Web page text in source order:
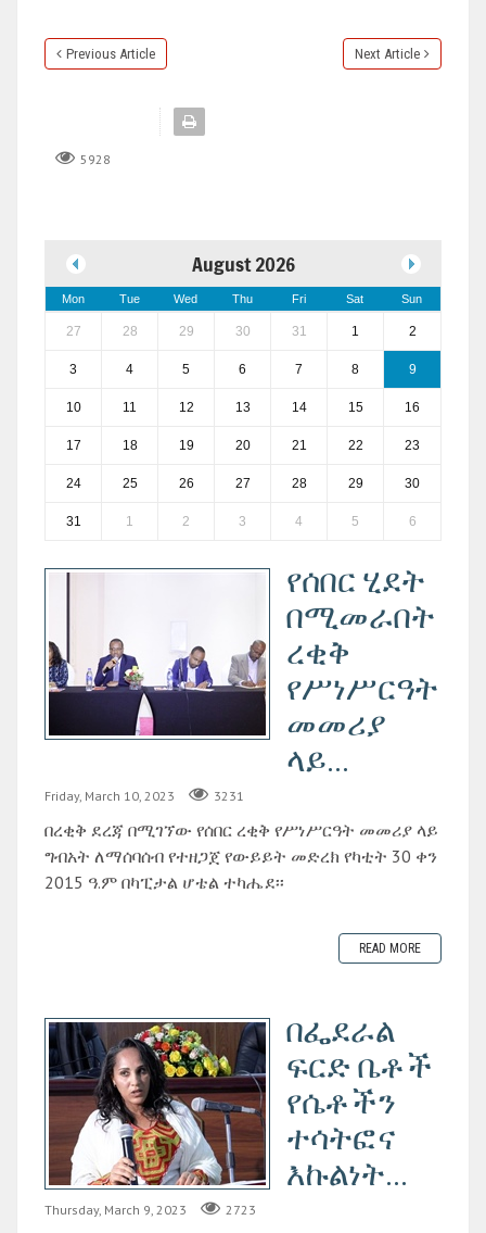
Previous Article Next Article
5928
August 2026
Mon Tue Wed Thu Fri Sat Sun
27 28 29 30 31 1 2
3 4 5 6 7 8 9
10 11 12 13 14 15 16
17 18 19 20 21 22 23
24 25 26 27 28 29 30
31 1 2 3 4 5 6
የሰበር ሂደት
በሚመራበት
ረቂቅ
የሥነሥርዓት
መመሪያ
ላይ...
Friday, March 10, 2023 3231
በረቂቅ ደረጃ በሚገኘው የሰበር ረቂቅ የሥነሥርዓት መመሪያ ላይ
ግብአት ለማሰባሰብ የተዘጋጀ የውይይት መድረክ የካቲት 30 ቀን
2015 ዓ.ም በካፒታል ሆቴል ተካሔደ፡፡
READ MORE
በፌደራል
ፍርድ ቤቶች
የሴቶችን
ተሳትፎና
እኩልነት...
Thursday, March 9, 2023 2723